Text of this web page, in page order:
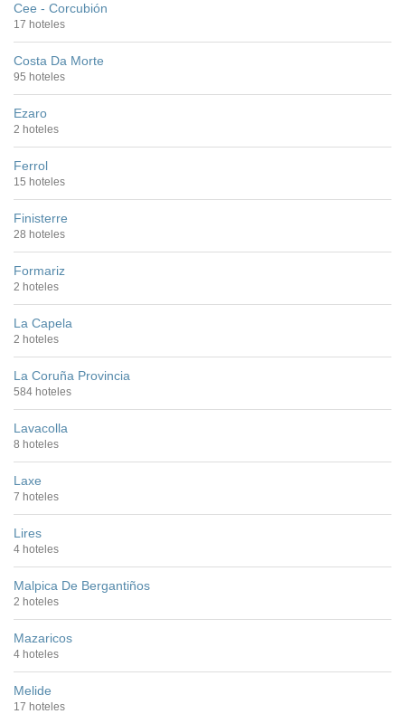
Cee - Corcubión
17 hoteles
Costa Da Morte
95 hoteles
Ezaro
2 hoteles
Ferrol
15 hoteles
Finisterre
28 hoteles
Formariz
2 hoteles
La Capela
2 hoteles
La Coruña Provincia
584 hoteles
Lavacolla
8 hoteles
Laxe
7 hoteles
Lires
4 hoteles
Malpica De Bergantiños
2 hoteles
Mazaricos
4 hoteles
Melide
17 hoteles